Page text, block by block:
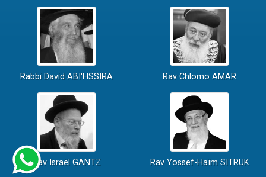
Rabbi David ABI'HSSIRA Rav Chlomo AMAR
Rav Israël GANTZ Rav Yossef-Haïm SITRUK